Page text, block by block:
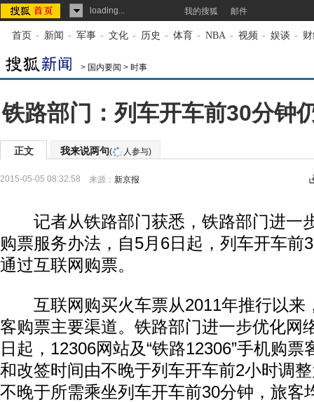
loading... 我的搜狐 邮件
首页 - 新闻 - 军事 - 文化 - 历史 - 体育 - NBA - 视频 - 娱谈 -
> 国内要闻 > 时事
铁路部门：列车开车前30分钟
正文 我来说两句( 人参与)
2015-05-05 08:32:58 来源： 新京报
记者从铁路部门获悉，铁路部门进一
购票服务办法，自5月6日起，列车开车前
通过互联网购票。
互联网购买火车票从2011年推行以来
客购票主要渠道。铁路部门进一步优化网
日起，12306网站及“铁路12306”手机购
和改签时间由不晚于列车开车前2小时调
不晚于所需乘坐列车开车前30分钟，旅客